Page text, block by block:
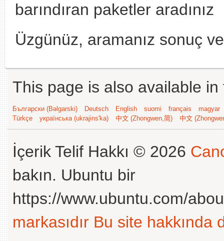
barındıran paketler aradınız
Üzgünüz, aramanız sonuç
This page is also available
Български (Bəlgarski) Deutsch English suomi français
magyar
Türkçe
українська (ukrajins'ka) 中文 (Zhongwen,简) 中文
İçerik Telif Hakkı © 2026
bakın. Ubuntu bir
https://www.ubuntu.com/
markasıdır Bu site hakkında